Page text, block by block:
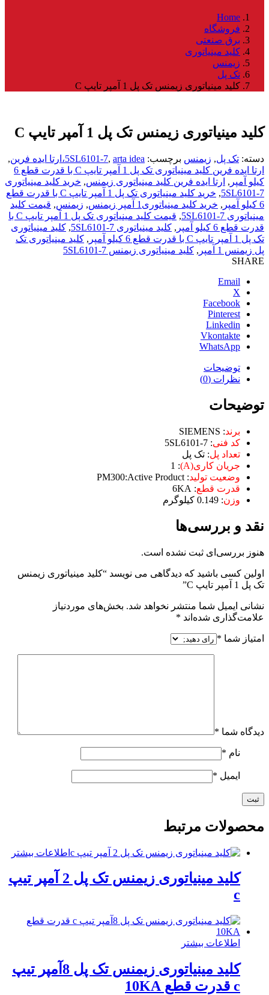
Home
فروشگاه
برق صنعتی
کلید مینیاتوری
زیمنس
تک پل
کلید مینیاتوری زیمنس تک پل 1 آمپر تایپ C
کلید مینیاتوری زیمنس تک پل 1 آمپر تایپ C
دسته: تک پل, زیمنس برچسب: 5SL6101-7, arta idea،ارتا ایده فرین
,
ارتا ایده فرین کلید مینیاتوری تک پل 1 آمپر تایپ C با قدرت قطع 6
کیلو آمپر , ارتا ایده فرین کلید مینیاتوری زیمنس, خرید کلید مینیاتوری
5SL6101-7
,
خرید کلید مینیاتوری تک پل 1 آمپر تایپ C با قدرت قطع
6 کیلو آمپر
, خرید کلید مینیاتوری1 آمپر زیمنس , زیمنس, قیمت کلید
مینیاتوری 5SL6101-7
,
قیمت کلید مینیاتوری تک پل 1 آمپر تایپ C با
قدرت قطع 6 کیلو آمپر
, کلید مینیاتوری 5SL6101-7 , کلید مینیاتوری
تک پل 1 آمپر تایپ C با قدرت قطع 6 کیلو آمپر
, کلید مینیاتوری تک
پل زیمنس 1 آمپر
, کلید مینیاتوری زیمنس 5SL6101-7
SHARE
Email
X
Facebook
Pinterest
Linkedin
Vkontakte
WhatsApp
توضیحات
نظرات (0)
توضیحات
برند:‌ SIEMENS
کد فنی: 5SL6101-7
تعداد پل: تک پل
جریان کاری(A)
: 1
وضعیت تولید: PM300:Active Product
قدرت قطع: 6KA
وزن: 0.149 کیلوگرم
نقد و بررسی‌ها
هنوز بررسی‌ای ثبت نشده است.
اولین کسی باشید که دیدگاهی می نویسد “کلید مینیاتوری زیمنس
تک پل 1 آمپر تایپ C”
نشانی ایمیل شما منتشر نخواهد شد. بخش‌های موردنیاز
علامت‌گذاری شده‌اند *
امتیاز شما *
دیدگاه شما *
نام *
ایمیل *
محصولات مرتبط
اطلاعات بیشتر
کلید مینیاتوری زیمنس تک پل 2 آمپر تیپ
c
اطلاعات بیشتر
کلید مینیاتوری زیمنس تک پل 8آمپر تیپ
c قدرت قطع 10KA